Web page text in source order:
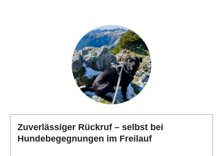
Zuverlässiger Rückruf – selbst bei
Hundebegegnungen im Freilauf